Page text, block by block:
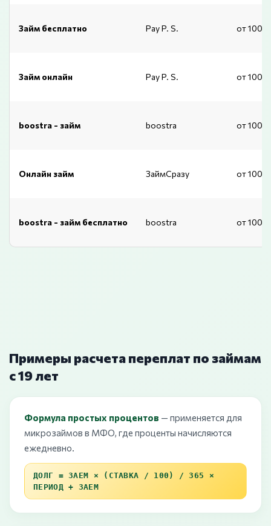
Займ бесплатно Pay P. S. от 1000
Займ онлайн Pay P. S. от
boostra - займ boostra от
Онлайн займ ЗаймСразу от
boostra - займ бесплатно boostra от
Примеры расчета переплат по займам
с 19 лет
Формула простых процентов — применяется для
микрозаймов в МФО, где проценты начисляются
ежедневно.
ДОЛГ = ЗАЕМ × (СТАВКА / 100) / 365 ×
ПЕРИОД + ЗАЕМ